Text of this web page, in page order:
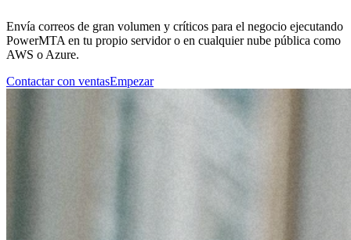
Envía correos de gran volumen y críticos para el negocio ejecutando
PowerMTA en tu propio servidor o en cualquier nube pública como
AWS o Azure.
Contactar con ventasEmpezar